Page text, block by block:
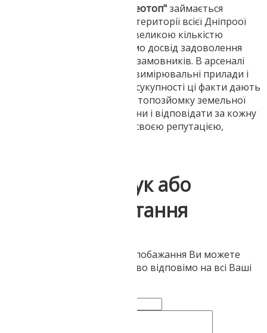
ТОВ "Геотоп"займається
виконанням топозйомки на території всієї Дніпроої
області. Ми співпрацюємо з великою кількістю
проектних організацій і маємо досвід задоволення
найрізноманітніших запитів замовників. В арсеналі
нашої компанії високоточні вимірювальні прилади і
досвід наших працівників. У сукупності ці факти дають
нам можливість виконувати топозйомку земельної
ділянки за найкоротші терміни і відповідати за кожну
поставлену на зйомці точку своєю репутацією,
Напишіть відгук або
поставте запитання
Ваші питання, зауваження і побажання Ви можете
залишити тут. Ми обов'язково відповімо на всі Ваші